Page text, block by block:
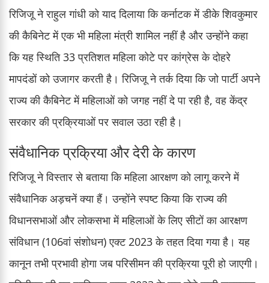
रिजिजू ने राहुल गांधी को याद दिलाया कि कर्नाटक में डीके शिवकुमार
की कैबिनेट में एक भी महिला मंत्री शामिल नहीं है और उन्होंने कहा
कि यह स्थिति 33 प्रतिशत महिला कोटे पर कांग्रेस के दोहरे
मापदंडों को उजागर करती है। रिजिजू ने तर्क दिया कि जो पार्टी अपने
राज्य की कैबिनेट में महिलाओं को जगह नहीं दे पा रही है, वह केंद्र
सरकार की प्रक्रियाओं पर सवाल उठा रही है।
संवैधानिक प्रक्रिया और देरी के कारण
रिजिजू ने विस्तार से बताया कि महिला आरक्षण को लागू करने में
संवैधानिक अड़चनें क्या हैं। उन्होंने स्पष्ट किया कि राज्य की
विधानसभाओं और लोकसभा में महिलाओं के लिए सीटों का आरक्षण
संविधान (106वां संशोधन) एक्ट 2023 के तहत दिया गया है। यह
कानून तभी प्रभावी होगा जब परिसीमन की प्रक्रिया पूरी हो जाएगी।